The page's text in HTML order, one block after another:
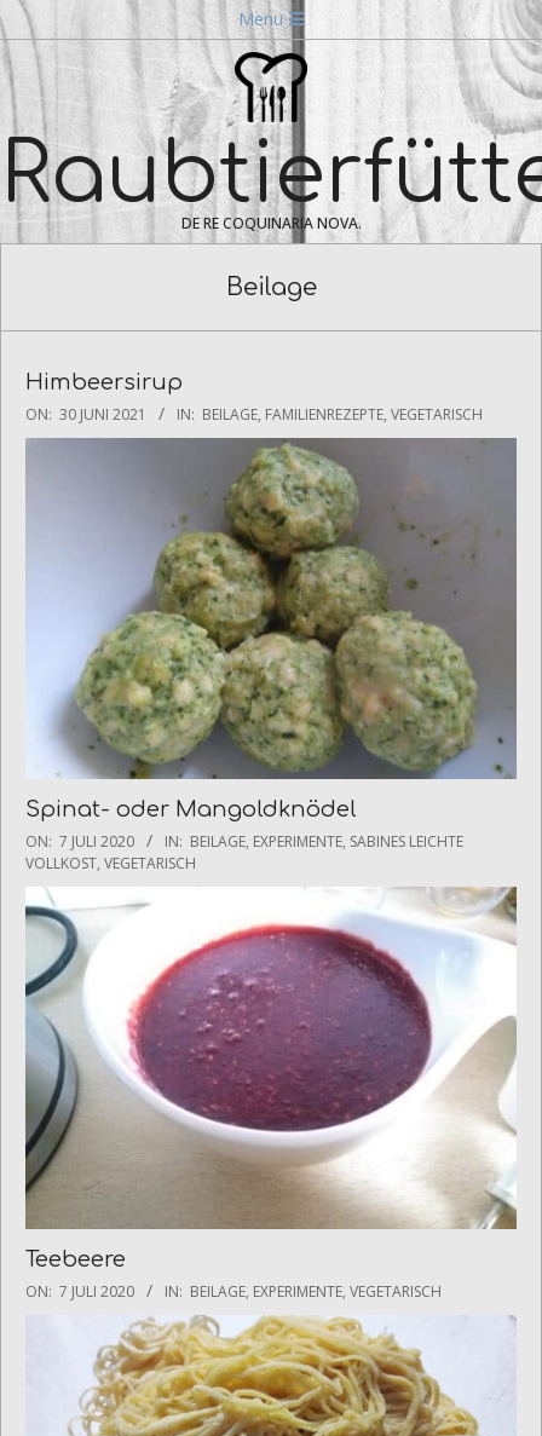
Skip
to
content
Navigation
Menu
Menu
DE RE COQUINARIA NOVA.
Beilage
Himbeersirup
2021-
06-
ON: 30 JUNI 2021 IN: BEILAGE, FAMILIENREZEPTE, VEGETARISCH
Spinat- oder Mangoldknödel
2020-
07-
ON: 7 JULI 2020 IN: BEILAGE, EXPERIMENTE, SABINES LEICHTE
VOLLKOST, VEGETARISCH
Teebeere
2020-
ON: 7 JULI 2020 IN: BEILAGE, EXPERIMENTE, VEGETARISCH